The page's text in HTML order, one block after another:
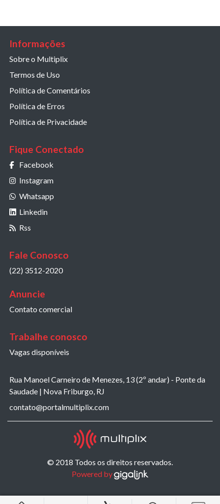
Informações
Sobre o Multiplix
Termos de Uso
Política de Comentários
Política de Erros
Política de Privacidade
Fique Conectado
Facebook
Instagram
Whatsapp
Linkedin
Rss
Fale Conosco
(22) 3512-2020
Anuncie
Contato comercial
Trabalhe conosco
Vagas disponíveis
Rua Manoel Carneiro de Menezes, 13 (2º andar) - Ponte da
Saudade | Nova Friburgo, RJ
contato@portalmultiplix.com
© 2018 Todos os direitos reservados.
Powered by